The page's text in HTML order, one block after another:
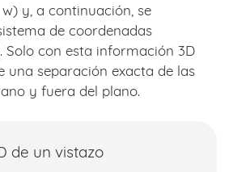
y, a continuación, se
de coordenadas
Solo con esta información 3D
una separación exacta de las
y fuera del plano.
de un vistazo